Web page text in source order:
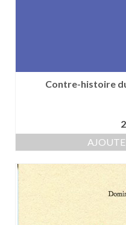
Contre-histoire